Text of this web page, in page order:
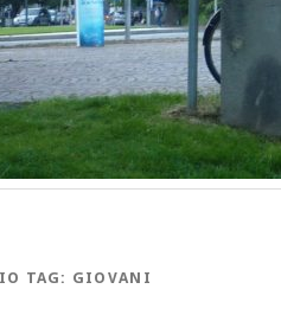
TAG: GIOVANI